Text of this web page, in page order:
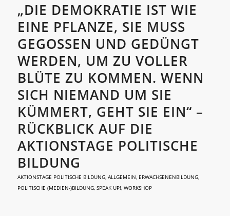
„DIE DEMOKRATIE IST WIE
EINE PFLANZE, SIE MUSS
GEGOSSEN UND GEDÜNGT
WERDEN, UM ZU VOLLER
BLÜTE ZU KOMMEN. WENN
SICH NIEMAND UM SIE
KÜMMERT, GEHT SIE EIN“ –
RÜCKBLICK AUF DIE
AKTIONSTAGE POLITISCHE
BILDUNG
AKTIONSTAGE POLITISCHE BILDUNG, ALLGEMEIN, ERWACHSENENBILDUNG,
POLITISCHE (MEDIEN-)BILDUNG, SPEAK UP!, WORKSHOP